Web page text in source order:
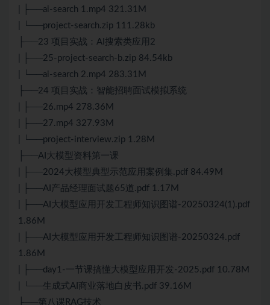
| ├──ai-search 1.mp4 321.31M
| └──project-search.zip 111.28kb
├──23 项目实战：AI搜索类应用2
| ├──25-project-search-b.zip 84.54kb
| └──ai-search 2.mp4 283.31M
├──24 项目实战：智能招聘面试模拟系统
| ├──26.mp4 278.36M
| ├──27.mp4 327.93M
| └──project-interview.zip 1.28M
├──AI大模型资料第一课
| ├──2024大模型典型示范应用案例集.pdf 84.49M
| ├──AI产品经理面试题65道.pdf 1.17M
| ├──AI大模型应用开发工程师知识图谱-20250324(1).pdf
1.86M
| ├──AI大模型应用开发工程师知识图谱-20250324.pdf
1.86M
| ├──day1-一节课搞懂大模型应用开发-2025.pdf 10.78M
| └──生成式AI商业落地白皮书.pdf 39.16M
├──第八课RAG技术